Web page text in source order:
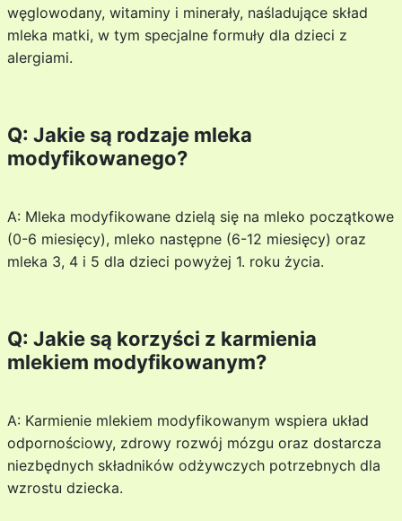
węglowodany, witaminy i minerały, naśladujące skład
mleka matki, w tym specjalne formuły dla dzieci z
alergiami.
Q: Jakie są rodzaje mleka
modyfikowanego?
A: Mleka modyfikowane dzielą się na mleko początkowe
(0-6 miesięcy), mleko następne (6-12 miesięcy) oraz
mleka 3, 4 i 5 dla dzieci powyżej 1. roku życia.
Q: Jakie są korzyści z karmienia
mlekiem modyfikowanym?
A: Karmienie mlekiem modyfikowanym wspiera układ
odpornościowy, zdrowy rozwój mózgu oraz dostarcza
niezbędnych składników odżywczych potrzebnych dla
wzrostu dziecka.